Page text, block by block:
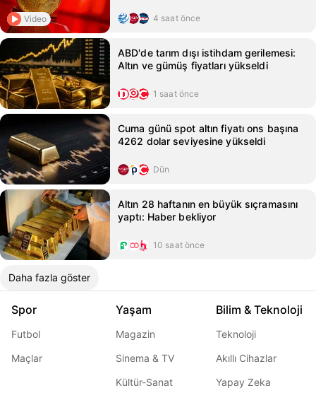
Video 4 saat önce
ABD'de tarım dışı istihdam gerilemesi:
Altın ve gümüş fiyatları yükseldi
1 saat önce
Cuma günü spot altın fiyatı ons başına
4262 dolar seviyesine yükseldi
Dün
Altın 28 haftanın en büyük sıçramasını
yaptı: Haber bekliyor
10 saat önce
Daha fazla göster
Spor
Futbol
Maçlar
Yaşam
Magazin
Sinema & TV
Kültür-Sanat
Bilim & Teknoloji
Teknoloji
Akıllı Cihazlar
Yapay Zeka